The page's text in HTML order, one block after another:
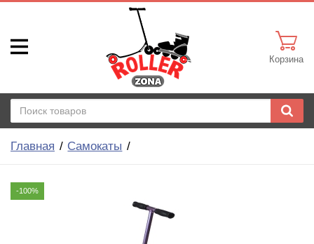
Корзина
Главная Самокаты
-100%